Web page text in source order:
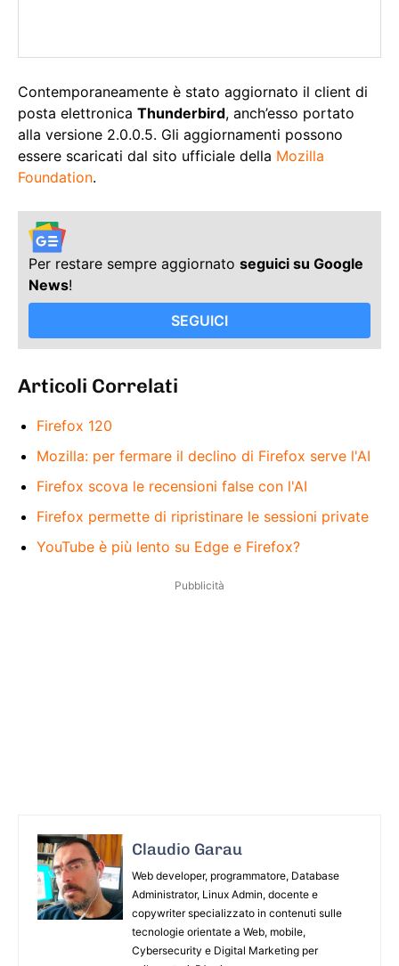
Contemporaneamente è stato aggiornato il client di
posta elettronica Thunderbird, anch’esso portato
alla versione 2.0.0.5. Gli aggiornamenti possono
essere scaricati dal sito ufficiale della Mozilla
Foundation.
Per restare sempre aggiornato seguici su Google
News!
SEGUICI
Articoli Correlati
Firefox 120
Mozilla: per fermare il declino di Firefox serve l'AI
Firefox scova le recensioni false con l'AI
Firefox permette di ripristinare le sessioni private
YouTube è più lento su Edge e Firefox?
Pubblicità
Claudio Garau
Web developer, programmatore, Database
Administrator, Linux Admin, docente e
copywriter specializzato in contenuti sulle
tecnologie orientate a Web, mobile,
Cybersecurity e Digital Marketing per